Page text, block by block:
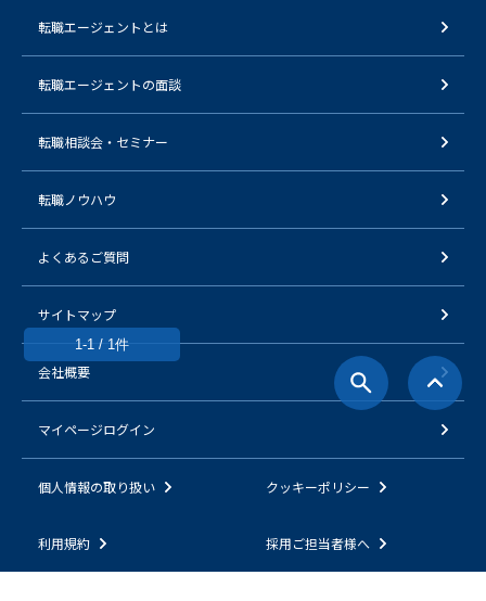
1-1 / 1件
転職エージェントとは
転職エージェントの面談
転職相談会・セミナー
転職ノウハウ
よくあるご質問
サイトマップ
会社概要
マイページログイン
個人情報の取り扱い クッキーポリシー
利用規約 採用ご担当者様へ